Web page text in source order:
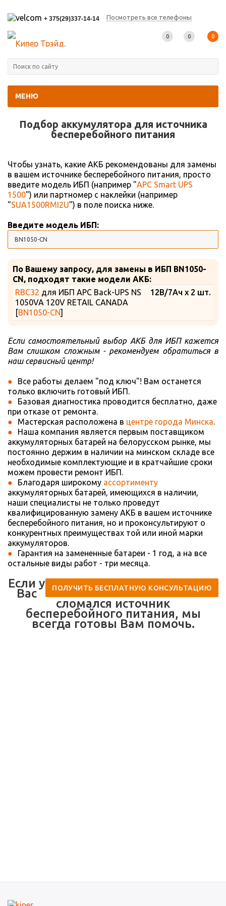
+ 375(29)337-14-14 Посмотреть все телефоны
МЕНЮ
0 0 0
Подбор аккумулятора для источника
беcперебойного питания
Чтобы узнать, какие АКБ рекомендованы для замены
в вашем источнике бесперебойного питания, просто
введите модель ИБП (например "APC Smart UPS
1500") или партномер с наклейки (например
"SUA1500RMI2U") в поле поиска ниже.
Введите модель ИБП:
По Вашему запросу, для замены в ИБП BN1050-
CN, подходят такие модели АКБ:
12В/7Ач x 2 шт.
RBC32 для ИБП APC Back-UPS NS
1050VA 120V RETAIL CANADA
[BN1050-CN]
Если самостоятельный выбор АКБ для ИБП кажется
Вам слишком сложным - рекомендуем обратиться в
наш сервисный центр!
Все работы делаем "под ключ"! Вам останется
только включить готовый ИБП.
Базовая диагностика проводится бесплатно, даже
при отказе от ремонта.
Мастерская расположена в центре города Минска.
Наша компания является первым поставщиком
аккумуляторных батарей на белорусском рынке, мы
постоянно держим в наличии на минском складе все
необходимые комплектующие и в кратчайшие сроки
можем провести ремонт ИБП.
Благодаря широкому ассортименту
аккумуляторных батарей, имеющихся в наличии,
наши специалисты не только проведут
квалифицированную замену АКБ в вашем источнике
бесперебойного питания, но и проконсультируют о
конкурентных преимуществах той или иной марки
аккумуляторов.
Гарантия на замененные батареи - 1 год, а на все
остальные виды работ - три месяца.
ПОЛУЧИТЬ БЕСПЛАТНУЮ КОНСУЛЬТАЦИЮ
Если у
Вас
сломался источник
бесперебойного питания, мы
всегда готовы Вам помочь.